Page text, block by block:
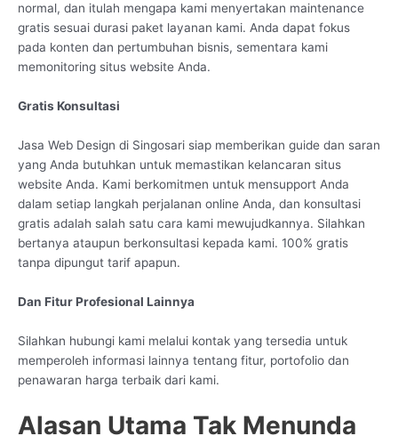
normal, dan itulah mengapa kami menyertakan maintenance
gratis sesuai durasi paket layanan kami. Anda dapat fokus
pada konten dan pertumbuhan bisnis, sementara kami
memonitoring situs website Anda.
Gratis Konsultasi
Jasa Web Design di Singosari siap memberikan guide dan saran
yang Anda butuhkan untuk memastikan kelancaran situs
website Anda. Kami berkomitmen untuk mensupport Anda
dalam setiap langkah perjalanan online Anda, dan konsultasi
gratis adalah salah satu cara kami mewujudkannya. Silahkan
bertanya ataupun berkonsultasi kepada kami. 100% gratis
tanpa dipungut tarif apapun.
Dan Fitur Profesional Lainnya
Silahkan hubungi kami melalui kontak yang tersedia untuk
memperoleh informasi lainnya tentang fitur, portofolio dan
penawaran harga terbaik dari kami.
Alasan Utama Tak Menunda